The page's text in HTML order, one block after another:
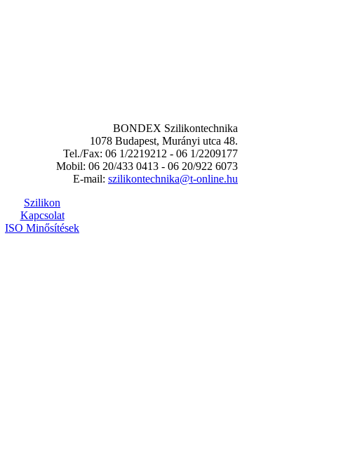
BONDEX Szilikontechnika
1078 Budapest, Murányi utca 48.
Tel./Fax: 06 1/2219212 - 06 1/2209177
Mobil: 06 20/433 0413 - 06 20/922 6073
E-mail: szilikontechnika@t-online.hu
Szilikon
Kapcsolat
ISO Minősítések